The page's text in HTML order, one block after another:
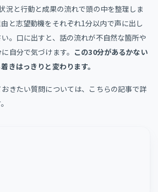
況と行動と成果の流れで頭の中を整理しま
と志望動機をそれぞれ1分以内で声に出し
。口に出すと、話の流れが不自然な箇所や
自分で気づけます。 この30分があるかない
きはっきりと変わります。
きたい質問については、こちらの記事で詳